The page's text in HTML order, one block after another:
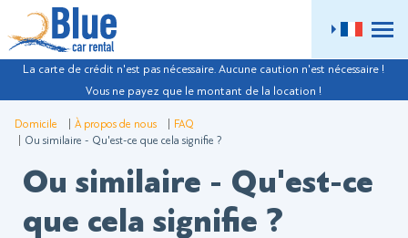
La carte de crédit n'est pas nécessaire. Aucune caution n'est nécessaire !
Vous ne payez que le montant de la location !
Domicile À propos de nous
FAQ
Ou similaire - Qu'est-ce que cela signifie ?
Ou similaire - Qu'est-ce
que cela signifie ?